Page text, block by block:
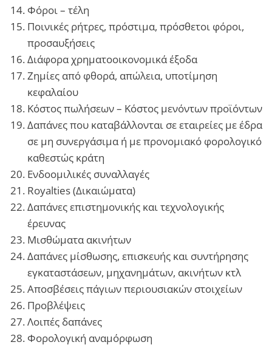
Φόροι – τέλη
Ποινικές ρήτρες, πρόστιμα, πρόσθετοι φόροι,
προσαυξήσεις
Διάφορα χρηματοοικονομικά έξοδα
Ζημίες από φθορά, απώλεια, υποτίμηση
κεφαλαίου
Κόστος πωλήσεων – Κόστος μενόντων προϊόντων
Δαπάνες που καταβάλλονται σε εταιρείες με έδρα
σε μη συνεργάσιμα ή με προνομιακό φορολογικό
καθεστώς κράτη
Ενδοομιλικές συναλλαγές
Royalties (Δικαιώματα)
Δαπάνες επιστημονικής και τεχνολογικής
έρευνας
Μισθώματα ακινήτων
Δαπάνες μίσθωσης, επισκευής και συντήρησης
εγκαταστάσεων, μηχανημάτων, ακινήτων κτλ
Αποσβέσεις πάγιων περιουσιακών στοιχείων
Προβλέψεις
Λοιπές δαπάνες
Φορολογική αναμόρφωση